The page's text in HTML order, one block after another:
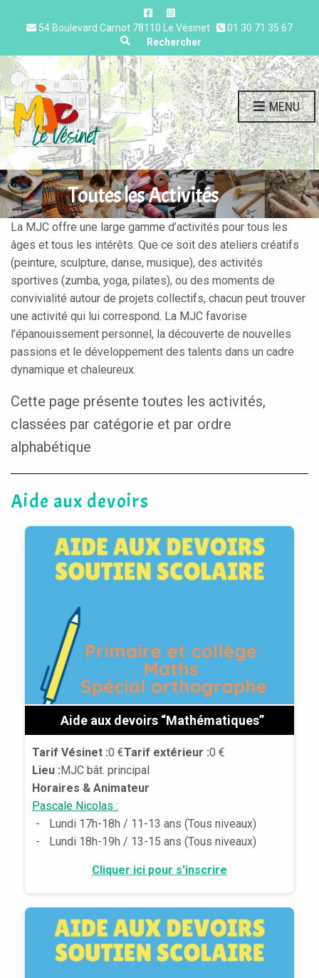
54 Boulevard Carnot 78110 Le Vésinet
01 30 71 35 67
Expand search form
Rechercher
MENU
Toutes les Activités
La MJC offre une large gamme d’activités pour tous les
âges et tous les intérêts. Que ce soit des ateliers créatifs
(peinture, sculpture, danse, musique), des activités
sportives (zumba, yoga, pilates), ou des moments de
convivialité autour de projets collectifs, chacun peut trouver
une activité qui lui correspond. La MJC favorise
l’épanouissement personnel, la découverte de nouvelles
passions et le développement des talents dans un cadre
dynamique et chaleureux.
Cette page présente toutes les activités,
classées par catégorie et par ordre
alphabétique
Aide aux devoirs
Aide aux devoirs “Mathématiques”
Tarif Vésinet :0 €Tarif extérieur :0 €
Lieu :MJC bât. principal
Horaires & Animateur
Pascale Nicolas :
-
Lundi 17h-18h / 11-13 ans (Tous niveaux)
-
Lundi 18h-19h / 13-15 ans (Tous niveaux)
Cliquer ici pour s'inscrire